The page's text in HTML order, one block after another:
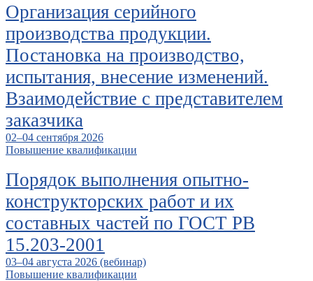
Организация серийного
производства продукции.
Постановка на производство,
испытания, внесение изменений.
Взаимодействие с представителем
заказчика
02–04 сентября 2026
Повышение квалификации
Порядок выполнения опытно-
конструкторских работ и их
составных частей по ГОСТ РВ
15.203-2001
03–04 августа 2026 (вебинар)
Повышение квалификации